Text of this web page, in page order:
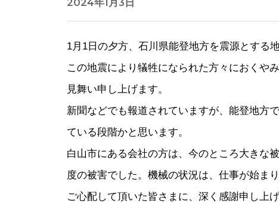
2024年1月3日
1月1日の夕方、石川県能登地方を震源とする
この地震により犠牲になられた方々におくや
見舞い申し上げます。
新聞などでも報道されていますが、能登地方
ている段階かと思います。
白山市にある会社の方は、今のところ大きな
度の被害でした。機械の状況は、仕事が始ま
ご心配して頂いた皆さまに、深く感謝申し上げ